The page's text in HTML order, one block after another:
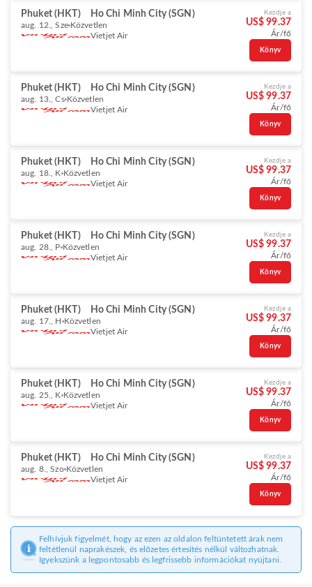
Phuket (HKT) Ho Chi Minh City (SGN)
aug. 12., Sze Közvetlen
Vietjet Air
Kezdje a
US$ 99.37
Ár/fő
Könyv
Phuket (HKT) Ho Chi Minh City (SGN)
aug. 13., Cs Közvetlen
Vietjet Air
Kezdje a
US$ 99.37
Ár/fő
Könyv
Phuket (HKT) Ho Chi Minh City (SGN)
aug. 18., K Közvetlen
Vietjet Air
Kezdje a
US$ 99.37
Ár/fő
Könyv
Phuket (HKT) Ho Chi Minh City (SGN)
aug. 28., P Közvetlen
Vietjet Air
Kezdje a
US$ 99.37
Ár/fő
Könyv
Phuket (HKT) Ho Chi Minh City (SGN)
aug. 17., H Közvetlen
Vietjet Air
Kezdje a
US$ 99.37
Ár/fő
Könyv
Phuket (HKT) Ho Chi Minh City (SGN)
aug. 25., K Közvetlen
Vietjet Air
Kezdje a
US$ 99.37
Ár/fő
Könyv
Phuket (HKT) Ho Chi Minh City (SGN)
aug. 8., Szo Közvetlen
Vietjet Air
Kezdje a
US$ 99.37
Ár/fő
Könyv
Felhívjuk figyelmét, hogy az ezen az oldalon feltüntetett árak nem
feltétlenül naprakészek, és előzetes értesítés nélkül változhatnak.
Igyekszünk a legpontosabb és legfrissebb információkat nyújtani.